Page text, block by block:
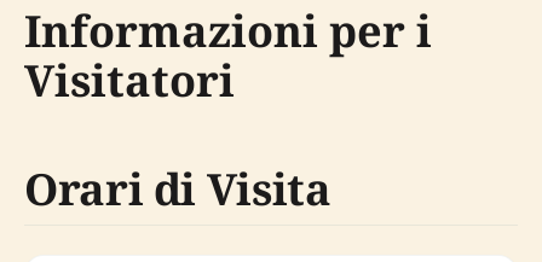
Informazioni per i
Visitatori
Orari di Visita